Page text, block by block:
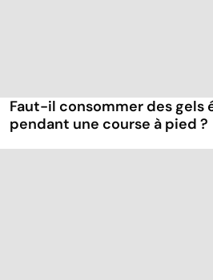
Faut-il consommer des gels
pendant une course à pied ?